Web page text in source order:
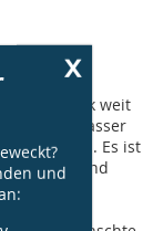
fließt
ein Stück weit
Leitungswasser
zu rücken. Es ist
Deutschland
x
und